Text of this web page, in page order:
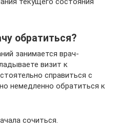
обратиться?
занимается врач-
визит к
справиться с
немедленно обратиться к
сочиться.